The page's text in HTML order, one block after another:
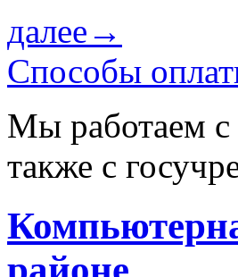
далее→
Способы
Мы работаем
также с